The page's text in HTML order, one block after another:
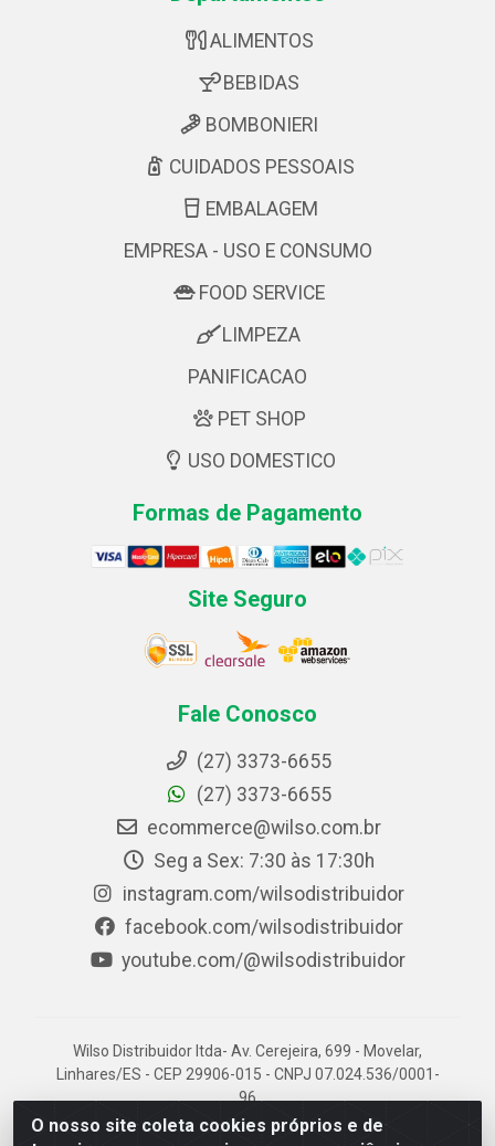
O nosso site coleta cookies próprios e de
ALIMENTOS
BEBIDAS
BOMBONIERI
CUIDADOS PESSOAIS
EMBALAGEM
EMPRESA - USO E CONSUMO
FOOD SERVICE
LIMPEZA
PANIFICACAO
PET SHOP
USO DOMESTICO
Formas de Pagamento
Site Seguro
Fale Conosco
(27) 3373-6655
(27) 3373-6655
ecommerce@wilso.com.br
Seg a Sex: 7:30 às 17:30h
instagram.com/wilsodistribuidor
facebook.com/wilsodistribuidor
youtube.com/@wilsodistribuidor
Wilso Distribuidor ltda- Av. Cerejeira, 699 - Movelar,
Linhares/ES - CEP 29906-015 - CNPJ 07.024.536/0001-
96